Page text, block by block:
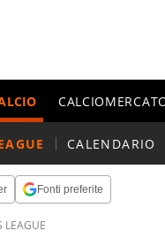
CALENDARIO
Fonti preferite
LEAGUE